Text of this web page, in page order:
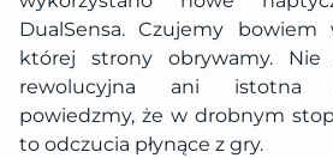
DualSensa. Czujemy bowiem
której strony obrywamy.
rewolucyjna ani istotna
powiedzmy, że w drobnym
to odczucia płynące z gry.